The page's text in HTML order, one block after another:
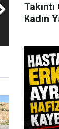
Kadın